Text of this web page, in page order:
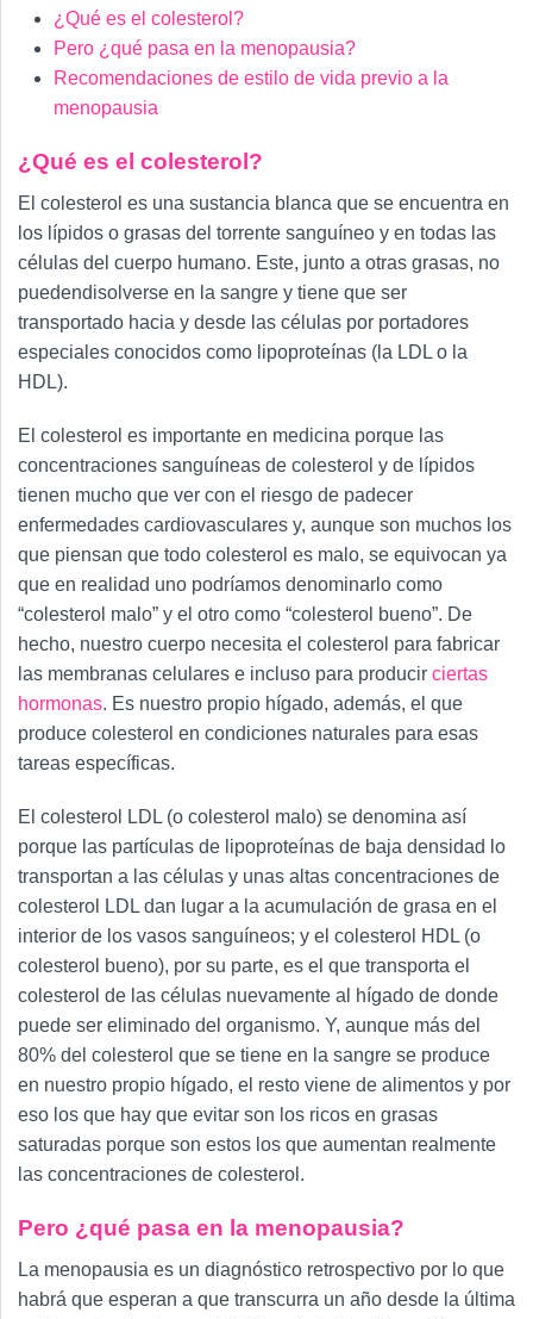
¿Qué es el colesterol?
Pero ¿qué pasa en la menopausia?
Recomendaciones de estilo de vida previo a la
menopausia
¿Qué es el colesterol?
El colesterol es una sustancia blanca que se encuentra en
los lípidos o grasas del torrente sanguíneo y en todas las
células del cuerpo humano. Este, junto a otras grasas, no
puedendisolverse en la sangre y tiene que ser
transportado hacia y desde las células por portadores
especiales conocidos como lipoproteínas (la LDL o la
HDL).
El colesterol es importante en medicina porque las
concentraciones sanguíneas de colesterol y de lípidos
tienen mucho que ver con el riesgo de padecer
enfermedades cardiovasculares y, aunque son muchos los
que piensan que todo colesterol es malo, se equivocan ya
que en realidad uno podríamos denominarlo como
“colesterol malo” y el otro como “colesterol bueno”. De
hecho, nuestro cuerpo necesita el colesterol para fabricar
las membranas celulares e incluso para producir ciertas
hormonas. Es nuestro propio hígado, además, el que
produce colesterol en condiciones naturales para esas
tareas específicas.
El colesterol LDL (o colesterol malo) se denomina así
porque las partículas de lipoproteínas de baja densidad lo
transportan a las células y unas altas concentraciones de
colesterol LDL dan lugar a la acumulación de grasa en el
interior de los vasos sanguíneos; y el colesterol HDL (o
colesterol bueno), por su parte, es el que transporta el
colesterol de las células nuevamente al hígado de donde
puede ser eliminado del organismo. Y, aunque más del
80% del colesterol que se tiene en la sangre se produce
en nuestro propio hígado, el resto viene de alimentos y por
eso los que hay que evitar son los ricos en grasas
saturadas porque son estos los que aumentan realmente
las concentraciones de colesterol.
Pero ¿qué pasa en la menopausia?
La menopausia es un diagnóstico retrospectivo por lo que
habrá que esperan a que transcurra un año desde la última